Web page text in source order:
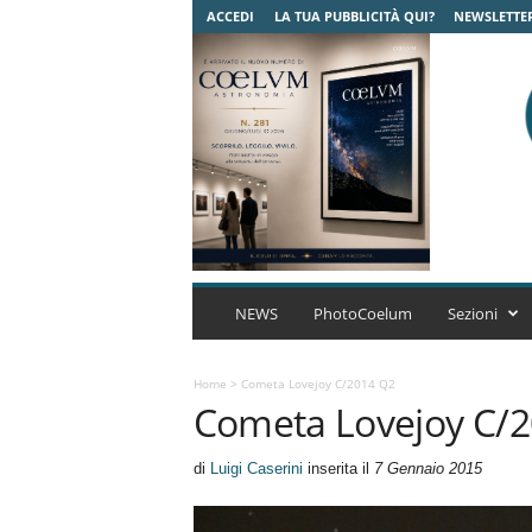
ACCEDI LA TUA PUBBLICITÀ QUI?
C
A
r
NEWS PhotoCoelum Sezioni
Home > Cometa Lovejoy C/2014 Q2
Cometa Lovejoy C/
di Luigi Caserini inserita il 7 Gennaio 2015